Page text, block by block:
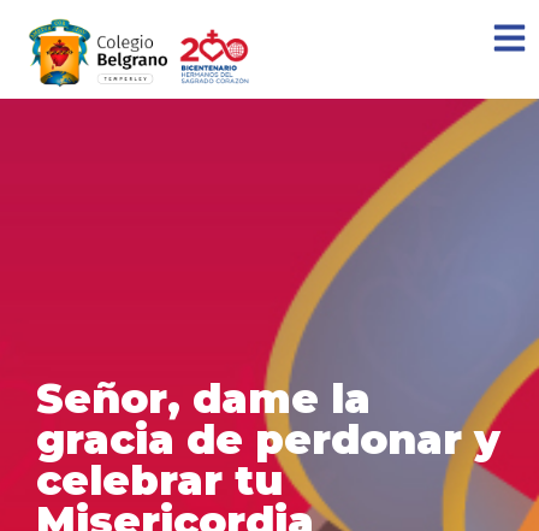
Señor, dame la
gracia de perdonar y
celebrar tu